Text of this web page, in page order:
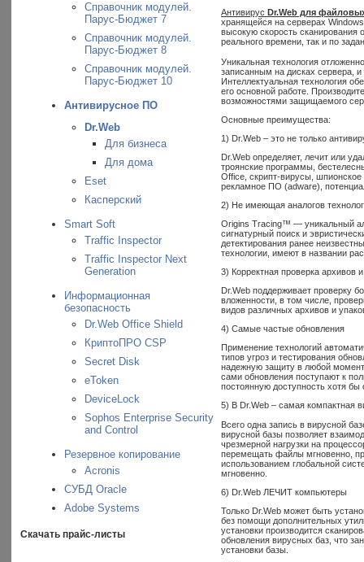
Справочник модулей.
Парус-Бюджет 7
Справочник модулей.
Парус-Бюджет 8
Справочник модулей.
Парус-Бюджет 10
Антивирусное ПО
Dr.Web
Для бизнеса
Для дома
Eset
Касперский
Smart Soft
Traffic Inspector
Traffic Inspector Next
Generation
Информационная
безопасность
Dr.Web Office Shield
КриптоПРО CSP
Secret Disk
eToken
DeviceLock
Sophos Enterprise Security
and Control
Резервное копирование
Acronis
СУБД Oracle
Adobe Systems
Скачать прайс-листы
Антивирус Dr.Web для
хранящейся на серверах
высокую скорость
реального времени, так и по
Уникальная технология
записанным на дисках сервера,
Интеллектуальная технология
его основной работе.
возможностями защищаемого
Основные преимущества:
1) Dr.Web – это не только
Dr.Web определяет, лечит или
троянские программы,
Office, скрипт-вирусы,
рекламное ПО (adware),
2) Не имеющая аналогов
Origins Tracing™ — уникальный
сигнатурный поиск и
детектирования ранее
технологии, имеют в названии
3) Корректная проверка архивов
Dr.Web поддерживает проверку
вложенности, в том числе,
видов различных архивов и
4) Самые частые обновления
Применение технологий
типов угроз и тестирования
надежную защиту в любой
сами обновления поступают к
постоянную доступность хотя бы
5) В Dr.Web – самая компактная
Всего одна запись в вирусной
вирусной базы позволяет
чрезмерной нагрузки на
перемещать файлы мгновенно,
использованием глобальной
мгновенно.
6) Dr.Web ЛЕЧИТ компьютеры
Только Dr.Web может быть
без помощи дополнительных
установки производится
обновления вирусных баз, что
установки базы.